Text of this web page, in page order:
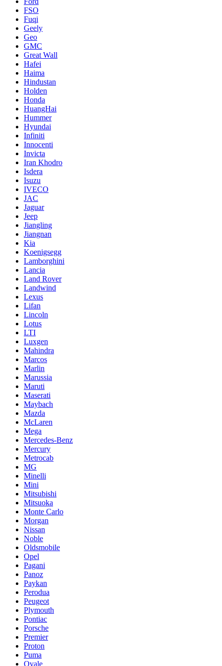
FSO
Fuqi
Geely
Geo
GMC
Great Wall
Hafei
Haima
Hindustan
Holden
Honda
HuangHai
Hummer
Hyundai
Infiniti
Innocenti
Invicta
Iran Khodro
Isdera
Isuzu
IVECO
JAC
Jaguar
Jeep
Jiangling
Jiangnan
Kia
Koenigsegg
Lamborghini
Lancia
Land Rover
Landwind
Lexus
Lifan
Lincoln
Lotus
LTI
Luxgen
Mahindra
Marcos
Marlin
Marussia
Maruti
Maserati
Maybach
Mazda
McLaren
Mega
Mercedes-Benz
Mercury
Metrocab
MG
Minelli
Mini
Mitsubishi
Mitsuoka
Monte Carlo
Morgan
Nissan
Noble
Oldsmobile
Opel
Pagani
Panoz
Paykan
Perodua
Peugeot
Plymouth
Pontiac
Porsche
Premier
Proton
Puma
Qvale